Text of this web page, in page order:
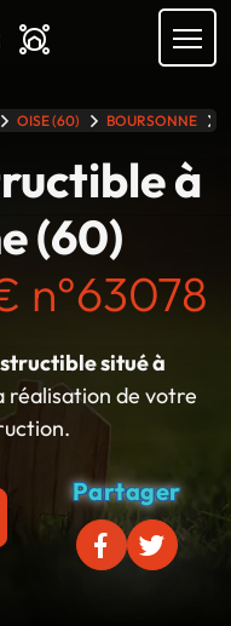
OISE (60) BOURSONNE
à
(60)
n°63078
situé à
réalisation de votre
Partager